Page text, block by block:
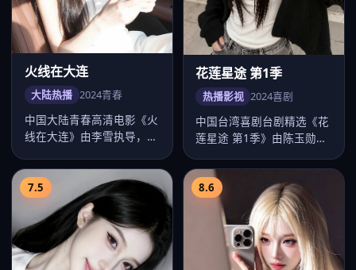
火线在大连
大陆热播 2024青春
中国大陆青春高清电影《火
线在大连》由李雪执导，卡
伦、李沁…
花莲星途 第1季
热播影视 2024喜剧
中国台湾喜剧台剧精选《花
莲星途 第1季》由陈玉勋执
静雯、…
7.5 8.6